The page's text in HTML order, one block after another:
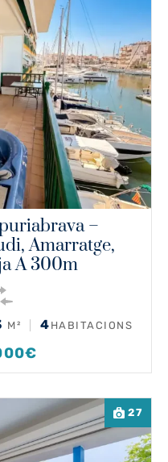
–
Amarratge,
A 300m
M² 4 HABITACIONS
27